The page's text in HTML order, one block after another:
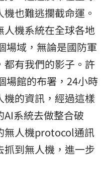
也難逃攔截命運。
人機系統在全球各地
場域，無論是國防軍
都有我們的影子。許
場館的布署，24小時
的資訊，經過這樣
系統去做整合破
無人機protocol通訊
到無人機，進一步